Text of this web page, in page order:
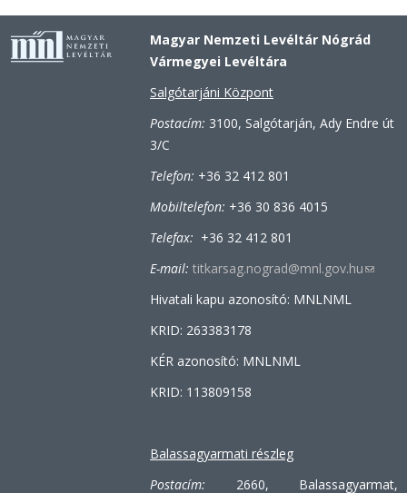
Magyar Nemzeti Levéltár Nógrád
Vármegyei Levéltára
Salgótarjáni Központ
Postacím: 3100, Salgótarján, Ady Endre út
3/C
Telefon: +36 32 412 801
Mobiltelefon: +36 30 836 4015
Telefax: +36 32 412 801
E-mail: titkarsag.nograd@mnl.gov.hu(link
Hivatali kapu azonosító: MNLNML
KRID: 263383178
KÉR azonosító: MNLNML
KRID: 113809158
Balassagyarmati részleg
Postacím: 2660, Balassagyarmat,